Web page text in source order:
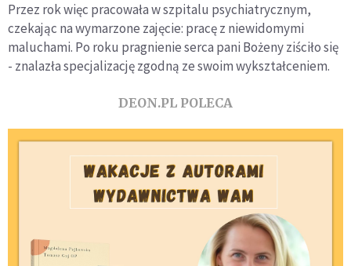
Przez rok więc pracowała w szpitalu psychiatrycznym,
czekając na wymarzone zajęcie: pracę z niewidomymi
maluchami. Po roku pragnienie serca pani Bożeny ziściło się
- znalazła specjalizację zgodną ze swoim wykształceniem.
DEON.PL POLECA